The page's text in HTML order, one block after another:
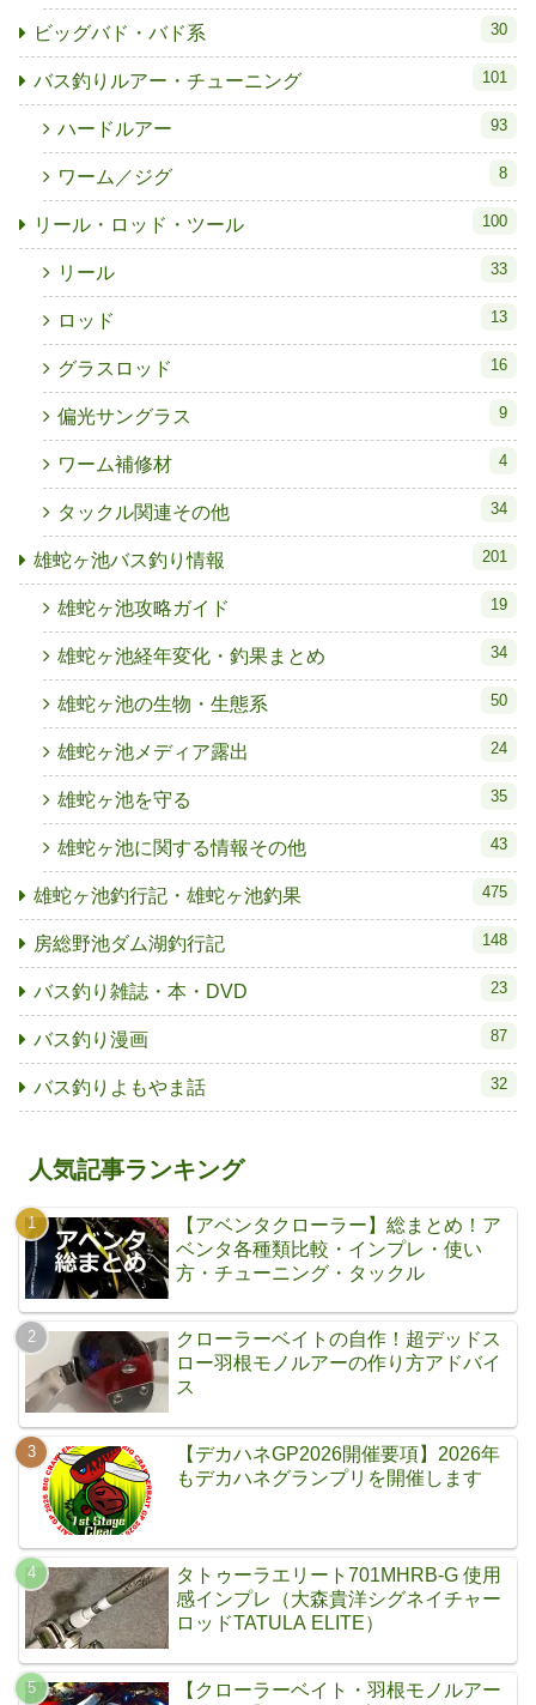
ビッグバド・バド系 30
バス釣りルアー・チューニング 101
ハードルアー 93
ワーム／ジグ 8
リール・ロッド・ツール 100
リール 33
ロッド 13
グラスロッド 16
偏光サングラス 9
ワーム補修材 4
タックル関連その他 34
雄蛇ヶ池バス釣り情報 201
雄蛇ヶ池攻略ガイド 19
雄蛇ヶ池経年変化・釣果まとめ 34
雄蛇ヶ池の生物・生態系 50
雄蛇ヶ池メディア露出 24
雄蛇ヶ池を守る 35
雄蛇ヶ池に関する情報その他 43
雄蛇ヶ池釣行記・雄蛇ヶ池釣果 475
房総野池ダム湖釣行記 148
バス釣り雑誌・本・DVD 23
バス釣り漫画 87
バス釣りよもやま話 32
人気記事ランキング
【アベンタクローラー】総まとめ！ア
ベンタ各種類比較・インプレ・使い
方・チューニング・タックル
クローラーベイトの自作！超デッドス
ロー羽根モノルアーの作り方アドバイ
ス
【デカハネGP2026開催要項】2026年
もデカハネグランプリを開催します
タトゥーラエリート701MHRB-G 使用
感インプレ（大森貴洋シグネイチャー
ロッドTATULA ELITE）
【クローラーベイト・羽根モノルアー